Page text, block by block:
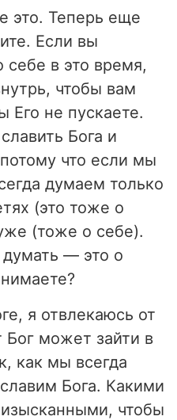
это. Теперь еще
Если вы
себе в это время,
чтобы вам
Его не пускаете.
Бога и
что если мы
думаем только
(это тоже о
(тоже о себе).
— это о
я отвлекаюсь от
Бог может зайти в
как мы всегда
Бога. Какими
чтобы